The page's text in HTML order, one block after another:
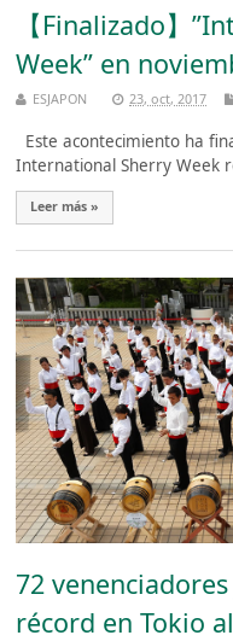
【Finalizado】
Week” en
ESJAPON 23, oct, 2017
Este acontecimiento ha
International Sherry Week
Leer más »
72
récord en Tokio